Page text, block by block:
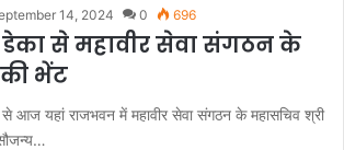
14, 2024 0 696
डेका से महावीर सेवा संगठन के
भेंट
से आज यहां राजभवन में महावीर सेवा संगठन के महासचिव श्री